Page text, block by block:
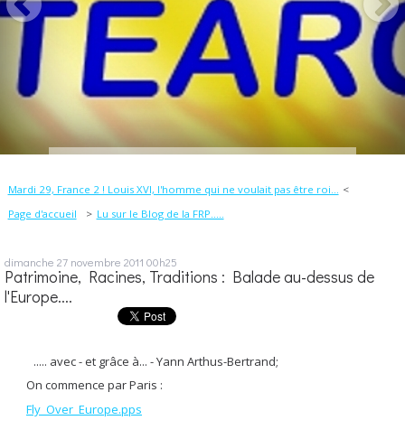
Mardi 29, France 2 ! Louis XVI, l'homme qui ne voulait pas être roi...
Page d'accueil
Lu sur le Blog de la FRP.....
dimanche 27 novembre 2011 00h25
Patrimoine, Racines, Traditions : Balade au-dessus de
l'Europe....
..... avec - et grâce à... - Yann Arthus-Bertrand;
On commence par Paris :
Fly_Over_Europe.pps